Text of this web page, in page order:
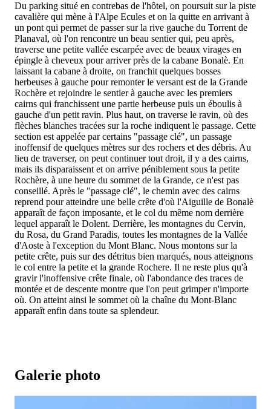
Du parking situé en contrebas de l'hôtel, on poursuit sur la piste
cavalière qui mène à l'Alpe Ecules et on la quitte en arrivant à
un pont qui permet de passer sur la rive gauche du Torrent de
Planaval, où l'on rencontre un beau sentier qui, peu après,
traverse une petite vallée escarpée avec de beaux virages en
épingle à cheveux pour arriver près de la cabane Bonalè. En
laissant la cabane à droite, on franchit quelques bosses
herbeuses à gauche pour remonter le versant est de la Grande
Rochère et rejoindre le sentier à gauche avec les premiers
cairns qui franchissent une partie herbeuse puis un éboulis à
gauche d'un petit ravin. Plus haut, on traverse le ravin, où des
flèches blanches tracées sur la roche indiquent le passage. Cette
section est appelée par certains "passage clé", un passage
inoffensif de quelques mètres sur des rochers et des débris. Au
lieu de traverser, on peut continuer tout droit, il y a des cairns,
mais ils disparaissent et on arrive péniblement sous la petite
Rochère, à une heure du sommet de la Grande, ce n'est pas
conseillé. Après le "passage clé", le chemin avec des cairns
reprend pour atteindre une belle crête d'où l'Aiguille de Bonalè
apparaît de façon imposante, et le col du même nom derrière
lequel apparaît le Dolent. Derrière, les montagnes du Cervin,
du Rosa, du Grand Paradis, toutes les montagnes de la Vallée
d'Aoste à l'exception du Mont Blanc. Nous montons sur la
petite crête, puis sur des détritus bien marqués, nous atteignons
le col entre la petite et la grande Rochere. Il ne reste plus qu'à
gravir l'inoffensive crête finale, où l'abondance des traces de
montée et de descente montre que l'on peut grimper n'importe
où. On atteint ainsi le sommet où la chaîne du Mont-Blanc
apparaît enfin dans toute sa splendeur.
Galerie photo